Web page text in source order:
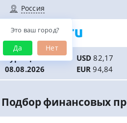
Это ваш город?
Да Нет
Россия
Курс ЦБ РФ:
08.08.2026
USD82,17
EUR94,84
Подбор финансовых